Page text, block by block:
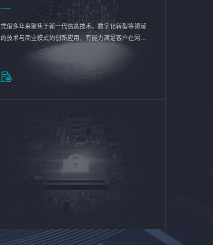
凭借多年来聚焦于新一代信息技术、数字化转型等领域
的技术与商业模式的创新应用，有能力满足客户在网络
优化、运营维护和信息安全防护等方面的需求，为客户